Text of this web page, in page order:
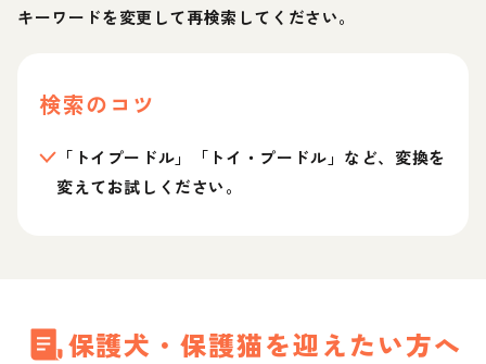
キーワードを変更して再検索してください。
検索のコツ
「トイプードル」「トイ・プードル」など、変換を
変えてお試しください。
保護犬・保護猫を迎えたい方へ